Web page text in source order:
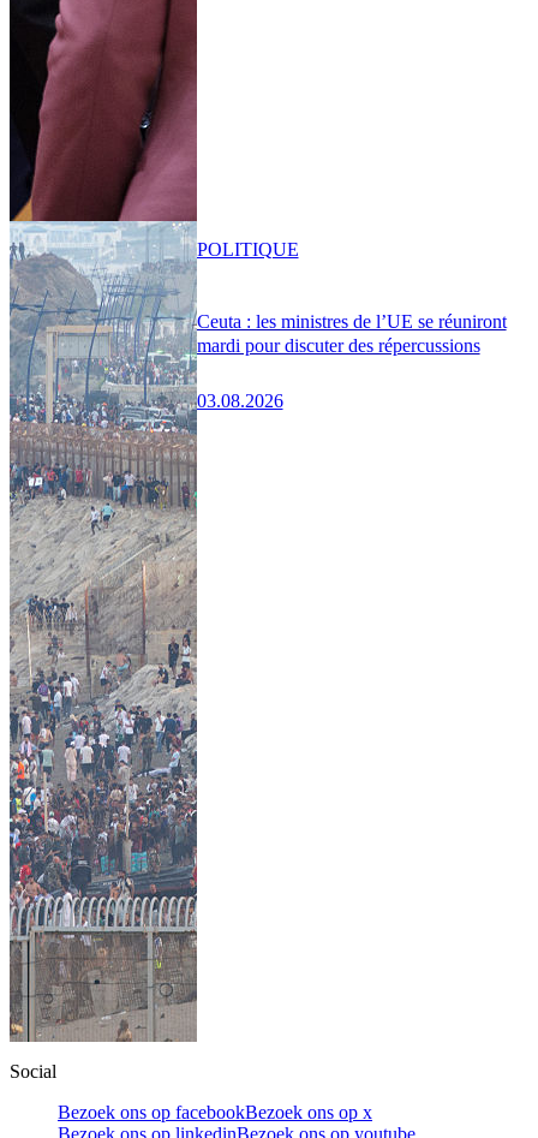
Ceuta : les ministres de l’UE se réuniront
mardi pour discuter des répercussions
03.08.2026
POLITIQUE
Social
Bezoek ons op facebookBezoek ons op x
Bezoek ons op linkedinBezoek ons op youtube